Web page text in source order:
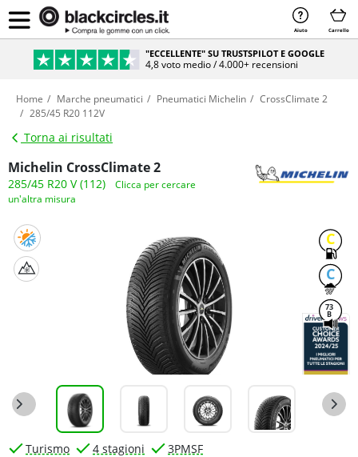
Aiuto Carrello
"ECCELLENTE" SU TRUSTSPILOT E GOOGLE
4,8 voto medio / 4.000+ recensioni
Home Marche pneumatici Pneumatici Michelin
CrossClimate 2
285/45 R20 112V
Torna ai risultati
Michelin CrossClimate 2
285/45 R20 V (112)
Clicca per cercare
un'altra misura
C
C
73
B
Turismo 4 stagioni 3PMSF